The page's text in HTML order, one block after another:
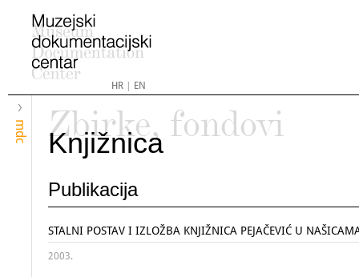
HR| EN
mdc
Zbirke, fondovi
Knjižnica
Publikacija
STALNI POSTAV I IZLOŽBA KNJIŽNICA PEJAČEVIĆ U
2003.